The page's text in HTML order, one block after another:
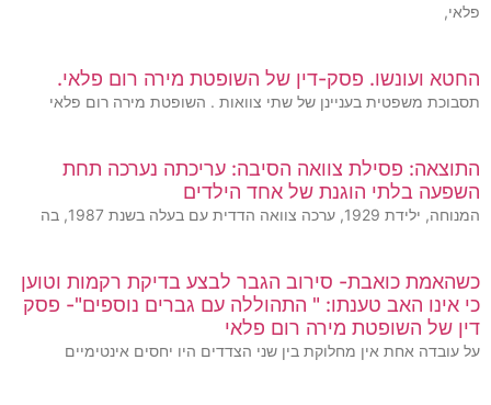
פלאי,
החטא ועונשו. פסק-דין של השופטת מירה רום פלאי.
תסבוכת משפטית בעניינן של שתי צוואות . השופטת מירה רום פלאי
התוצאה: פסילת צוואה הסיבה: עריכתה נערכה תחת
השפעה בלתי הוגנת של אחד הילדים
המנוחה, ילידת 1929, ערכה צוואה הדדית עם בעלה בשנת 1987, בה
כשהאמת כואבת- סירוב הגבר לבצע בדיקת רקמות וטוען
כי אינו האב טענתו: " התהוללה עם גברים נוספים"- פסק
דין של השופטת מירה רום פלאי
על עובדה אחת אין מחלוקת בין שני הצדדים היו יחסים אינטימיים